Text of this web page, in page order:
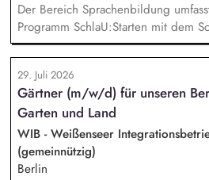
Der Bereich Sprachenbildung
Programm SchlaU:Starten mit dem
"Alphabetisierung in DaZ für die
zukünftig weitere auf
mit den Schwerpunkten
rassismuskritisches Deutschlernen
die Berufliche Bildung. Der Bereich
entwickelt in seinen Projekten dazu
innovative Unterrichtsmaterialien
Fachkräfte mit daran angeschlossenen
29. Juli 2026
Gärtner (m/w/d) für unseren
Garten und Land
WIB - Weißenseer
(gemeinnützig)
Berlin